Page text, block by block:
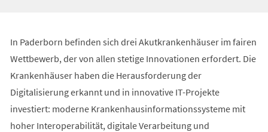
In Paderborn befinden sich drei Akutkrankenhäuser im fairen
Wettbewerb, der von allen stetige Innovationen erfordert. Die
Krankenhäuser haben die Herausforderung der
Digitalisierung erkannt und in innovative IT-Projekte
investiert: moderne Krankenhausinformationssysteme mit
hoher Interoperabilität, digitale Verarbeitung und